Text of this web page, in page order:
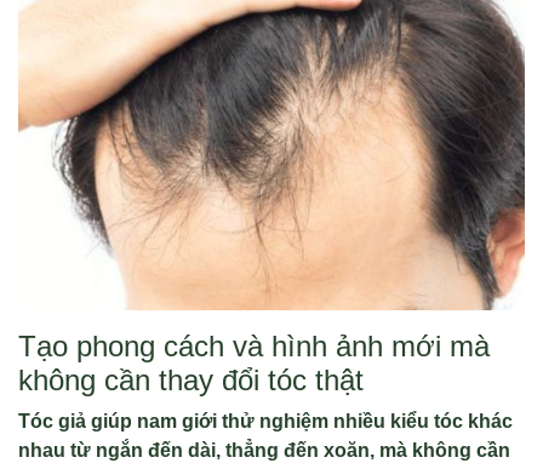
Tạo phong cách và hình ảnh mới mà
không cần thay đổi tóc thật
Tóc giả giúp nam giới thử nghiệm nhiều kiểu tóc khác
nhau từ ngắn đến dài, thẳng đến xoăn, mà không cần